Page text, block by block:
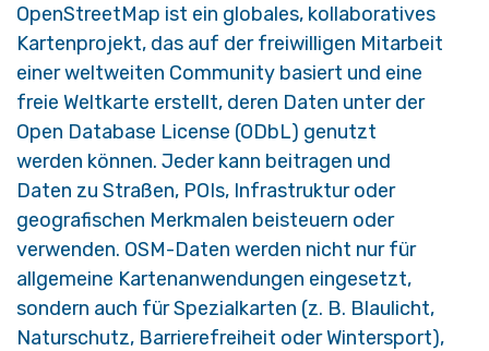
OpenStreetMap ist ein globales, kollaboratives
Kartenprojekt, das auf der freiwilligen Mitarbeit
einer weltweiten Community basiert und eine
freie Weltkarte erstellt, deren Daten unter der
Open Database License (ODbL) genutzt
werden können. Jeder kann beitragen und
Daten zu Straßen, POIs, Infrastruktur oder
geografischen Merkmalen beisteuern oder
verwenden. OSM-Daten werden nicht nur für
allgemeine Kartenanwendungen eingesetzt,
sondern auch für Spezialkarten (z. B. Blaulicht,
Naturschutz, Barrierefreiheit oder Wintersport),